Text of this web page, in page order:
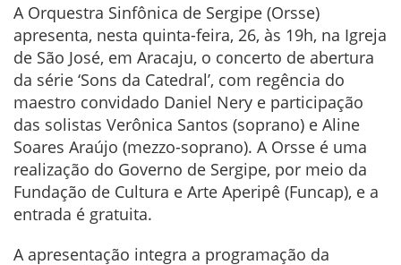
A Orquestra Sinfônica de Sergipe (Orsse)
apresenta, nesta quinta-feira, 26, às 19h, na Igreja
de São José, em Aracaju, o concerto de abertura
da série ‘Sons da Catedral’, com regência do
maestro convidado Daniel Nery e participação
das solistas Verônica Santos (soprano) e Aline
Soares Araújo (mezzo-soprano). A Orsse é uma
realização do Governo de Sergipe, por meio da
Fundação de Cultura e Arte Aperipê (Funcap), e a
entrada é gratuita.
A apresentação integra a programação da